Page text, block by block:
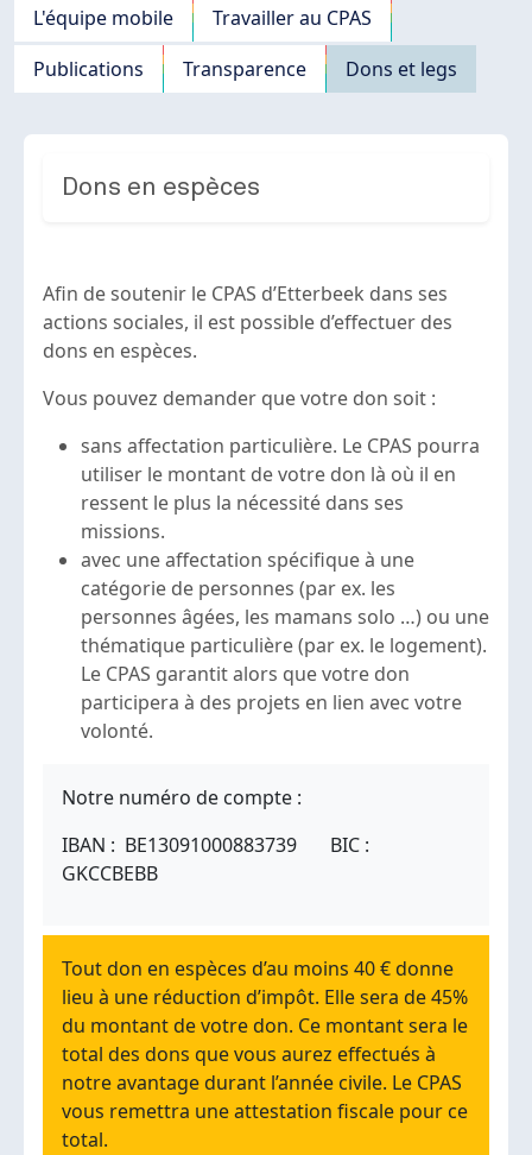
L'équipe mobile
Travailler au CPAS
Publications
Transparence Dons et legs
Dons en espèces
Afin de soutenir le CPAS d’Etterbeek dans ses
actions sociales, il est possible d’effectuer des
dons en espèces.
Vous pouvez demander que votre don soit :
sans affectation particulière. Le CPAS pourra
utiliser le montant de votre don là où il en
ressent le plus la nécessité dans ses
missions.
avec une affectation spécifique à une
catégorie de personnes (par ex. les
personnes âgées, les mamans solo …) ou une
thématique particulière (par ex. le logement).
Le CPAS garantit alors que votre don
participera à des projets en lien avec votre
volonté.
Notre numéro de compte :
IBAN : BE13091000883739 BIC :
GKCCBEBB
Tout don en espèces d’au moins 40 € donne
lieu à une réduction d’impôt. Elle sera de 45%
du montant de votre don. Ce montant sera le
total des dons que vous aurez effectués à
notre avantage durant l’année civile. Le CPAS
vous remettra une attestation fiscale pour ce
total.